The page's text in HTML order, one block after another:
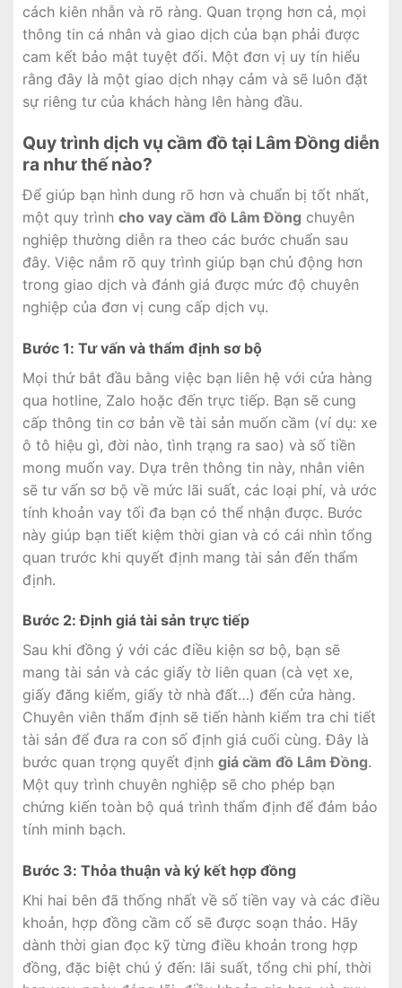
cách kiên nhẫn và rõ ràng. Quan trọng hơn cả, mọi
thông tin cá nhân và giao dịch của bạn phải được
cam kết bảo mật tuyệt đối. Một đơn vị uy tín hiểu
rằng đây là một giao dịch nhạy cảm và sẽ luôn đặt
sự riêng tư của khách hàng lên hàng đầu.
Quy trình dịch vụ cầm đồ tại Lâm Đồng diễn
ra như thế nào?
Để giúp bạn hình dung rõ hơn và chuẩn bị tốt nhất,
một quy trình cho vay cầm đồ Lâm Đồng chuyên
nghiệp thường diễn ra theo các bước chuẩn sau
đây. Việc nắm rõ quy trình giúp bạn chủ động hơn
trong giao dịch và đánh giá được mức độ chuyên
nghiệp của đơn vị cung cấp dịch vụ.
Bước 1: Tư vấn và thẩm định sơ bộ
Mọi thứ bắt đầu bằng việc bạn liên hệ với cửa hàng
qua hotline, Zalo hoặc đến trực tiếp. Bạn sẽ cung
cấp thông tin cơ bản về tài sản muốn cầm (ví dụ: xe
ô tô hiệu gì, đời nào, tình trạng ra sao) và số tiền
mong muốn vay. Dựa trên thông tin này, nhân viên
sẽ tư vấn sơ bộ về mức lãi suất, các loại phí, và ước
tính khoản vay tối đa bạn có thể nhận được. Bước
này giúp bạn tiết kiệm thời gian và có cái nhìn tổng
quan trước khi quyết định mang tài sản đến thẩm
định.
Bước 2: Định giá tài sản trực tiếp
Sau khi đồng ý với các điều kiện sơ bộ, bạn sẽ
mang tài sản và các giấy tờ liên quan (cà vẹt xe,
giấy đăng kiểm, giấy tờ nhà đất…) đến cửa hàng.
Chuyên viên thẩm định sẽ tiến hành kiểm tra chi tiết
tài sản để đưa ra con số định giá cuối cùng. Đây là
bước quan trọng quyết định giá cầm đồ Lâm Đồng.
Một quy trình chuyên nghiệp sẽ cho phép bạn
chứng kiến toàn bộ quá trình thẩm định để đảm bảo
tính minh bạch.
Bước 3: Thỏa thuận và ký kết hợp đồng
Khi hai bên đã thống nhất về số tiền vay và các điều
khoản, hợp đồng cầm cố sẽ được soạn thảo. Hãy
dành thời gian đọc kỹ từng điều khoản trong hợp
đồng, đặc biệt chú ý đến: lãi suất, tổng chi phí, thời